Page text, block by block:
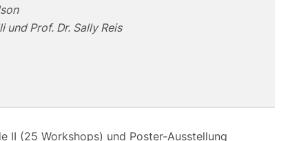
und Prof. Dr. Sally Reis
II (25 Workshops) und Poster-Ausstellung